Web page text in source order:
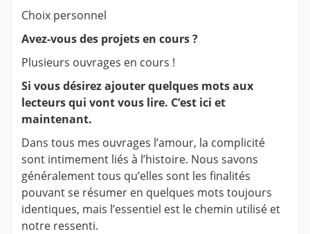
Choix personnel
Avez-vous des projets en cours ?
Plusieurs ouvrages en cours !
Si vous désirez ajouter quelques mots aux
lecteurs qui vont vous lire. C’est ici et
maintenant.
Dans tous mes ouvrages l’amour, la complicité
sont intimement liés à l’histoire. Nous savons
généralement tous qu’elles sont les finalités
pouvant se résumer en quelques mots toujours
identiques, mais l’essentiel est le chemin utilisé et
notre ressenti.